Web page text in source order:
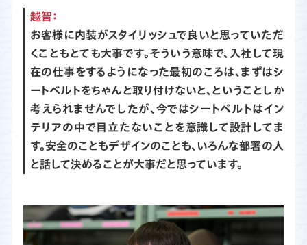
越智：
お客様に内装がスタイリッシュで良いと思っていただ
くこともとても大事です。そういう意味で、入社して現
在の仕事をするようになった最初のころは、まずはシ
ートベルトをちゃんと取り付けないと、ということしか
考えられませんでしたが、今ではシートベルトはイン
テリアの中で目立たないことを意識して設計してま
す。安全のこともデザインのことも、いろんな部署の人
と話して決めることが大事だと思っています。